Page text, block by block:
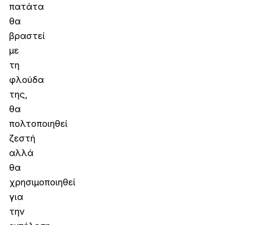
πατάτα
θα
βραστεί
με
τη
φλούδα
της,
θα
πολτοποιηθεί
ζεστή
αλλά
θα
χρησιμοποιηθεί
για
την